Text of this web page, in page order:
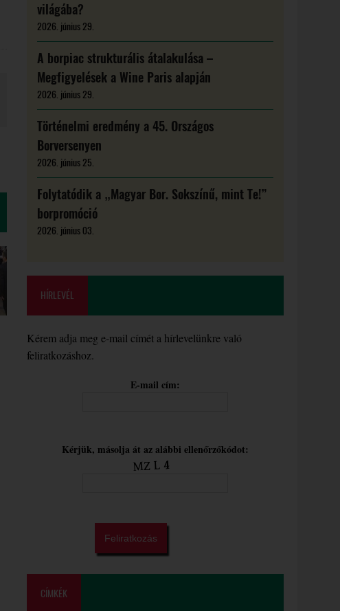
világába?
2026. június 29.
A borpiac strukturális átalakulása –
Megfigyelések a Wine Paris alapján
2026. június 29.
Történelmi eredmény a 45. Országos
Borversenyen
2026. június 25.
Folytatódik a „Magyar Bor. Sokszínű, mint Te!”
borpromóció
2026. június 03.
HÍRLEVÉL
Kérem adja meg e-mail címét a hírlevelünkre való
feliratkozáshoz.
E-mail cím:
Kérjük, másolja át az alábbi ellenőrzőkódot:
CÍMKÉK